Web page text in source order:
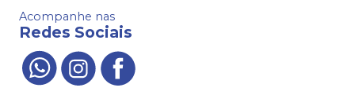
Acompanhe nas
Redes Sociais